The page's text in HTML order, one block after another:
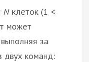
N клеток (1 <
может
за
двух команд: